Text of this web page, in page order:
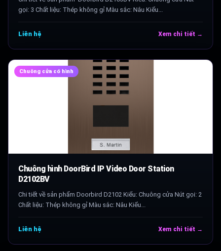
gọi: 3 Chất liệu: Thép không gỉ Màu sắc: Nâu Kiểu...
Liên hệ Xem chi tiết →
Chuông cửa có hình
Chuông hình DoorBird IP Video Door Station
D2102BV
Chi tiết về sản phẩm Doorbird D2102 Kiểu: Chuông cửa Nút gọi: 2
Chất liệu: Thép không gỉ Màu sắc: Nâu Kiểu...
Liên hệ Xem chi tiết →